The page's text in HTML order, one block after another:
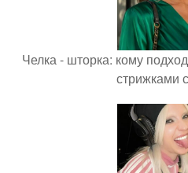
Челка - шторка: кому
стрижками